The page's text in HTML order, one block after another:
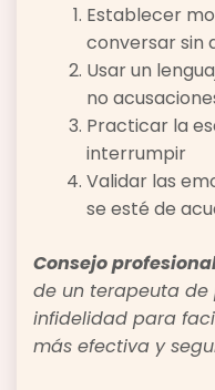
Establecer
conversar sin
Usar un
no
Practicar la
interrumpir
Validar las
se esté de
Consejo
de un terapeuta de
infidelidad para
más efectiva y